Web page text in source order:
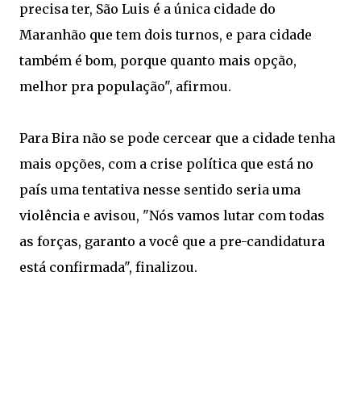
precisa ter, São Luis é a única cidade do
Maranhão que tem dois turnos, e para cidade
também é bom, porque quanto mais opção,
melhor pra população", afirmou.
Para Bira não se pode cercear que a cidade tenha
mais opções, com a crise política que está no
país uma tentativa nesse sentido seria uma
violência e avisou, "Nós vamos lutar com todas
as forças, garanto a você que a pre-candidatura
está confirmada", finalizou.